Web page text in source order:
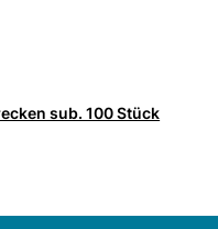
sub. 100 Stück